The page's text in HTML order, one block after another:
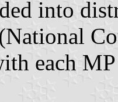
into
each